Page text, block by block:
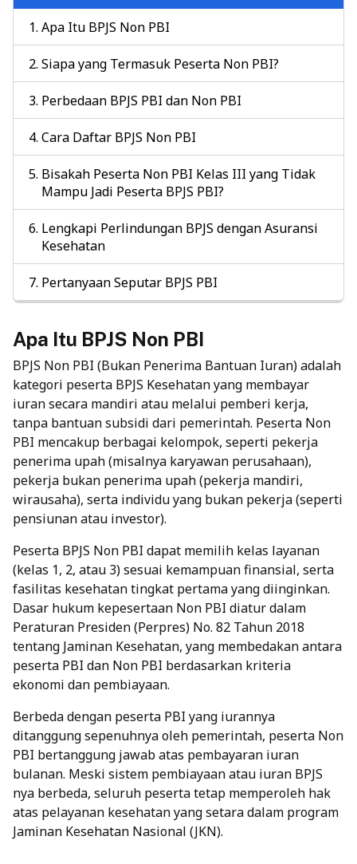
Apa Itu BPJS Non PBI
Siapa yang Termasuk Peserta Non PBI?
Perbedaan BPJS PBI dan Non PBI
Cara Daftar BPJS Non PBI
Bisakah Peserta Non PBI Kelas III yang Tidak
Mampu Jadi Peserta BPJS PBI?
Lengkapi Perlindungan BPJS dengan Asuransi
Kesehatan
Pertanyaan Seputar BPJS PBI
Apa Itu BPJS Non PBI
BPJS Non PBI (Bukan Penerima Bantuan Iuran) adalah
kategori peserta BPJS Kesehatan yang membayar
iuran secara mandiri atau melalui pemberi kerja,
tanpa bantuan subsidi dari pemerintah. Peserta Non
PBI mencakup berbagai kelompok, seperti pekerja
penerima upah (misalnya karyawan perusahaan),
pekerja bukan penerima upah (pekerja mandiri,
wirausaha), serta individu yang bukan pekerja (seperti
pensiunan atau investor).
Peserta BPJS Non PBI dapat memilih kelas layanan
(kelas 1, 2, atau 3) sesuai kemampuan finansial, serta
fasilitas kesehatan tingkat pertama yang diinginkan.
Dasar hukum kepesertaan Non PBI diatur dalam
Peraturan Presiden (Perpres) No. 82 Tahun 2018
tentang Jaminan Kesehatan, yang membedakan antara
peserta PBI dan Non PBI berdasarkan kriteria
ekonomi dan pembiayaan.
Berbeda dengan peserta PBI yang iurannya
ditanggung sepenuhnya oleh pemerintah, peserta Non
PBI bertanggung jawab atas pembayaran iuran
bulanan. Meski sistem pembiayaan atau iuran BPJS
nya berbeda, seluruh peserta tetap memperoleh hak
atas pelayanan kesehatan yang setara dalam program
Jaminan Kesehatan Nasional (JKN).